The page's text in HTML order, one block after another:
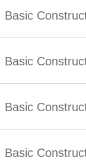
Basic
Basic
Basic
Basic